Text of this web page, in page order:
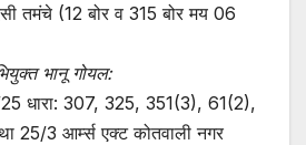
तमंचे (12 बोर व 315 बोर मय 06
भानू गोयल:
धारा: 307, 325, 351(3), 61(2),
25/3 आर्म्स एक्ट कोतवाली नगर